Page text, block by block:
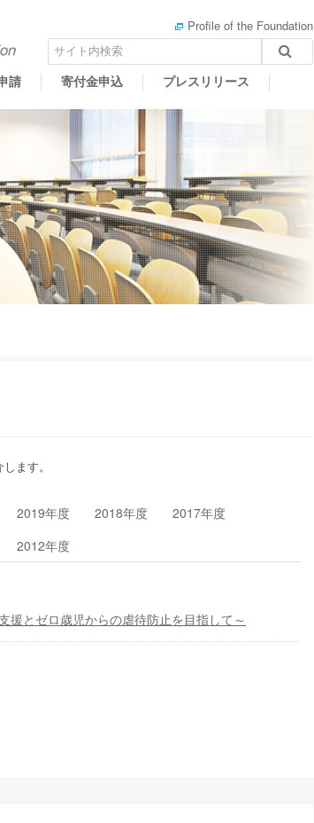
Profile of the Foundation
請 寄付金申込 プレスリリース
ます。
2019年度 2018年度
2017年度
2012年度
援とゼロ歳児からの虐待防止を目指して～